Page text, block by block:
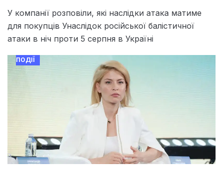
У компанії розповіли, які наслідки атака матиме
для покупців Унаслідок російської балістичної
атаки в ніч проти 5 серпня в Україні
ПОДІЇ